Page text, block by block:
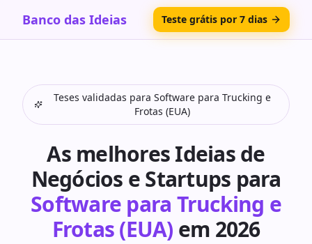
Banco das Ideias Teste grátis por 7 dias
Teses validadas para Software para Trucking e
Frotas (EUA)
As melhores Ideias de
Negócios e Startups para
Software para Trucking e
Frotas (EUA) em 2026